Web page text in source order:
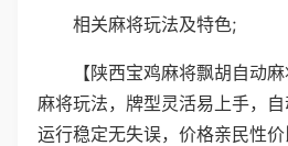
相关麻将玩法及特色;
【陕西宝鸡麻将飘胡自动
麻将玩法，牌型灵活易上手，自
运行稳定无失误，价格亲民性